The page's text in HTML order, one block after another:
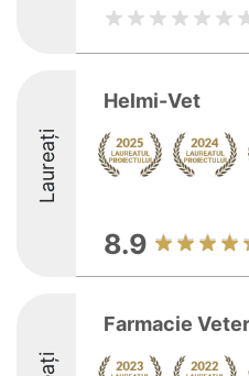
Laureați
Helmi-Vet
8.9
Farmacie